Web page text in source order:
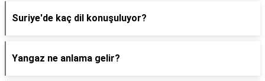
Suriye'de kaç dil konuşuluyor?
Yangaz ne anlama gelir?